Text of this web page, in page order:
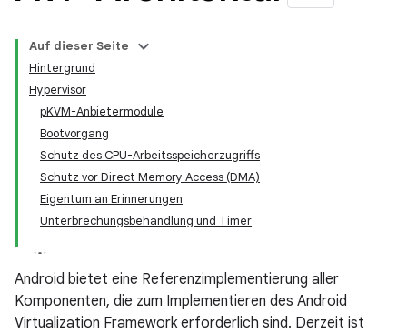
Auf dieser Seite
Hintergrund
Hypervisor
pKVM-Anbietermodule
Bootvorgang
Schutz des CPU-Arbeitsspeicherzugriffs
Schutz vor Direct Memory Access (DMA)
Eigentum an Erinnerungen
Unterbrechungsbehandlung und Timer
Android bietet eine Referenzimplementierung aller
Komponenten, die zum Implementieren des Android
Virtualization Framework erforderlich sind. Derzeit ist